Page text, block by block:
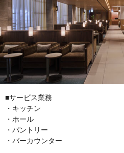
■サービス業務
・キッチン
・ホール
・パントリー
・バーカウンター